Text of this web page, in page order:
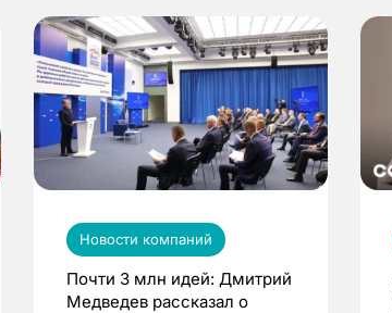
Новости компаний
Почти 3 млн идей: Дмитрий
Медведев рассказал о